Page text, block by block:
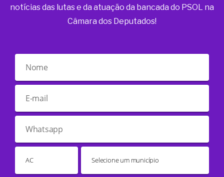
notícias das lutas e da atuação da bancada do PSOL na
Câmara dos Deputados!